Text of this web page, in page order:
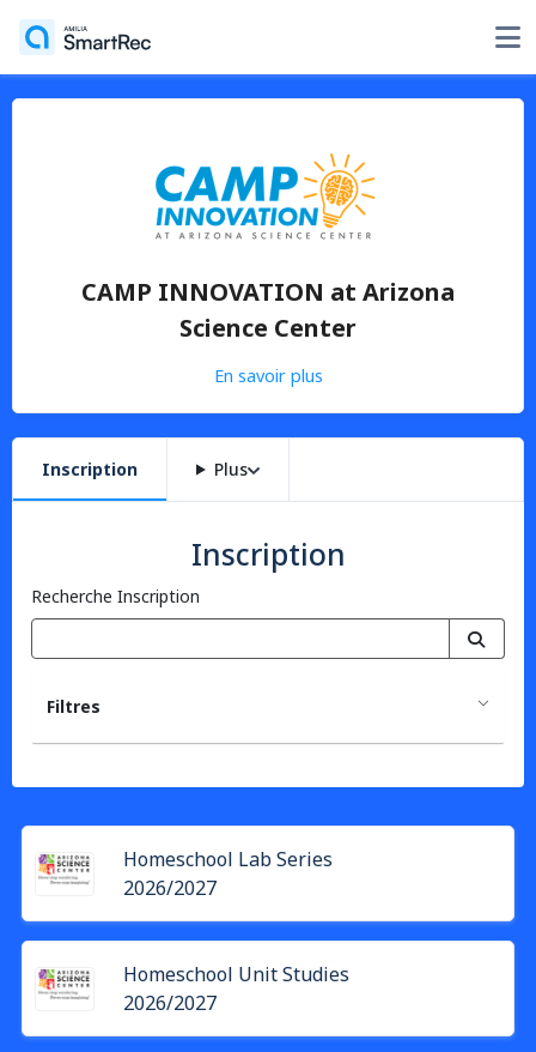
CAMP INNOVATION at Arizona
Science Center
En savoir plus
Inscription Plus
Inscription
Recherche Inscription
Filtres
Homeschool Lab Series
2026/2027
Homeschool Unit Studies
2026/2027